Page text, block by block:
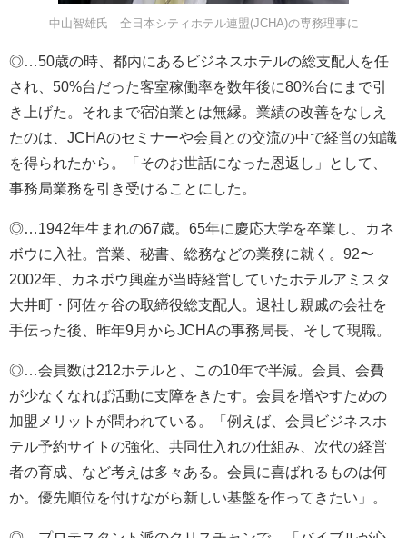
中山智雄氏 全日本シティホテル連盟(JCHA)の専務理事に
◎…50歳の時、都内にあるビジネスホテルの総支配人を任
され、50%台だった客室稼働率を数年後に80%台にまで引
き上げた。それまで宿泊業とは無縁。業績の改善をなしえ
たのは、JCHAのセミナーや会員との交流の中で経営の知識
を得られたから。「そのお世話になった恩返し」として、
事務局業務を引き受けることにした。
◎…1942年生まれの67歳。65年に慶応大学を卒業し、カネ
ボウに入社。営業、秘書、総務などの業務に就く。92〜
2002年、カネボウ興産が当時経営していたホテルアミスタ
大井町・阿佐ヶ谷の取締役総支配人。退社し親戚の会社を
手伝った後、昨年9月からJCHAの事務局長、そして現職。
◎…会員数は212ホテルと、この10年で半減。会員、会費
が少なくなれば活動に支障をきたす。会員を増やすための
加盟メリットが問われている。「例えば、会員ビジネスホ
テル予約サイトの強化、共同仕入れの仕組み、次代の経営
者の育成、など考えは多々ある。会員に喜ばれるものは何
か。優先順位を付けながら新しい基盤を作ってきたい」。